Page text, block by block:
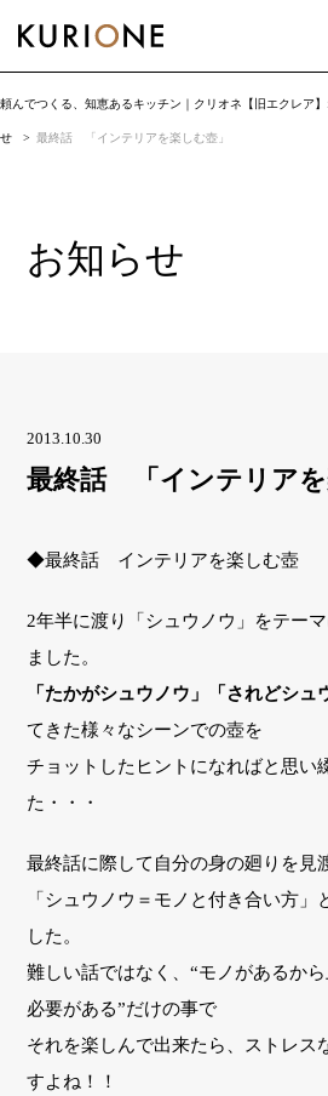
頼んでつくる、知恵あるキッチン｜クリオネ【旧エクレア
せ 最終話 「インテリアを楽しむ壺」
お知らせ
2013.10.30
最終話 「インテリアを
◆最終話 インテリアを楽しむ壺
2年半に渡り「シュウノウ」をテー
ました。
「たかがシュウノウ」「されどシュ
てきた様々なシーンでの壺を
チョットしたヒントになればと思い
た・・・
最終話に際して自分の身の廻りを見
「シュウノウ＝モノと付き合い方」
した。
難しい話ではなく、“モノがあるか
必要がある”だけの事で
それを楽しんで出来たら、ストレス
すよね！！